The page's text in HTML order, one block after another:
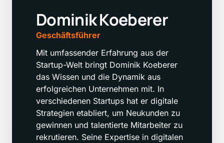
Dominik Koeberer
Geschäftsführer
Mit umfassender Erfahrung aus der
Startup-Welt bringt Dominik Koeberer
das Wissen und die Dynamik aus
erfolgreichen Unternehmen mit. In
verschiedenen Startups hat er digitale
Strategien etabliert, um Neukunden zu
gewinnen und talentierte Mitarbeiter zu
rekrutieren. Seine Expertise in digitalen